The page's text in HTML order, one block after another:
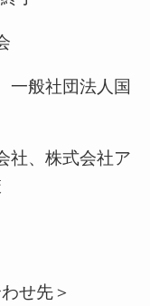
一般社団法人国
社、株式会社ア
わせ先＞